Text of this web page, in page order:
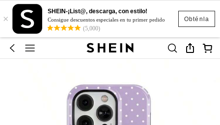
Obténla
×
SHEIN-¡List@, descarga, con estilo!
Consigue descuentos especiales en tu primer pedido
(5,000)